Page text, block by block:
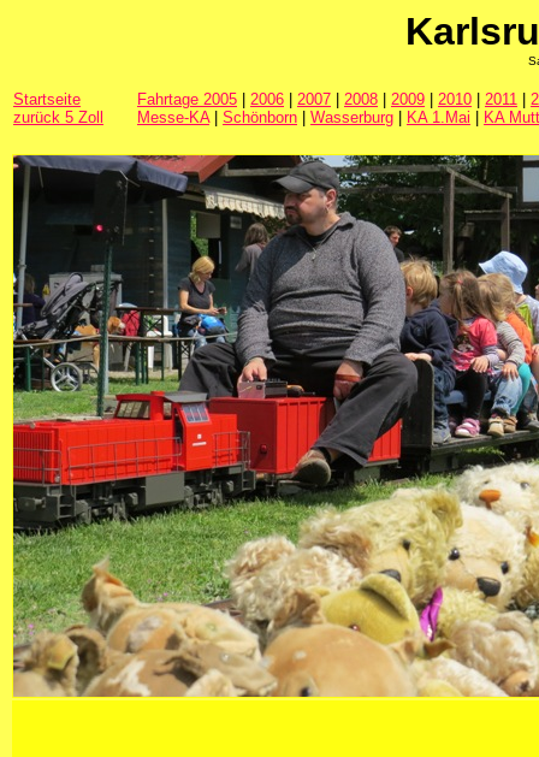
Startseite
zurück 5 Zoll
Fahrtage 2005 2006 2007 2008 2009 2010 2011
Messe-KA| Schönborn Wasserburg KA 1.Mai KA